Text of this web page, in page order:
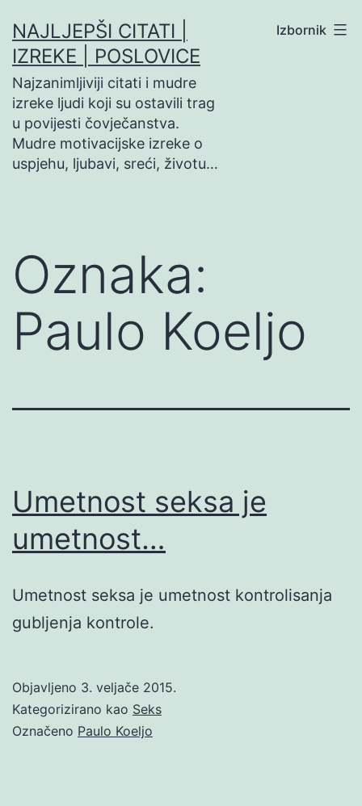
na
sadržaj
NAJLJEPŠI CITATI |
IZREKE | POSLOVICE
Najzanimljiviji citati i mudre
izreke ljudi koji su ostavili trag
u povijesti čovječanstva.
Mudre motivacijske izreke o
uspjehu, ljubavi, sreći, životu…
Izbornik
Oznaka:
Paulo Koeljo
Umetnost seksa je
umetnost…
Umetnost seksa je umetnost kontrolisanja
gubljenja kontrole.
Objavljeno 3. veljače 2015.
Kategorizirano kao Seks
Označeno Paulo Koeljo